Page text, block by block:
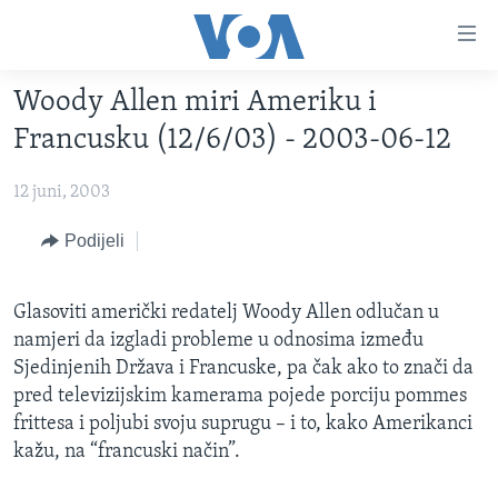
glavni
sadržaj
na
navigaciju
na
pretragu
TV PROGRAM
FOTOGRAFIJE DANA
VIJESTI
BOSNA I HERCEGOVINA
SVIJET
SPECIJALNI PROJEKTI
KORUPCIJA
SLOBODA MEDIJA
ŽENSKA STRANA
Woody Allen miri Ameriku i
Francusku (12/6/03) - 2003-06-12
12 juni, 2003
Podijeli
Glasoviti američki redatelj Woody Allen odlučan u
namjeri da izgladi probleme u odnosima između
Sjedinjenih Država i Francuske, pa čak ako to znači da
pred televizijskim kamerama pojede porciju pommes
frittesa i poljubi svoju suprugu – i to, kako Amerikanci
kažu, na “francuski način”.